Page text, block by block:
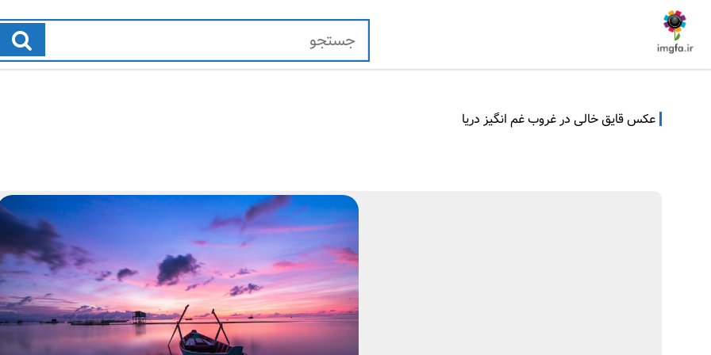
عکس قایق خالی در غروب غم انگیز دریا
ا
ن
و
ی
ه
1
7
,
2
0
ب
ی
ع
ت
د
ر
ی
ا
،